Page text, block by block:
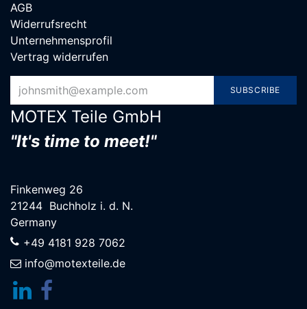
AGB
Widerrufsrecht
Unternehmensprofil
Vertrag widerrufen
SUBSCRIBE
MOTEX Teile G​mbH
"It's time to meet!"
Finkenweg 26
21244 Buchholz i. d. N.
Germany
+49 4181 928 7062
info@motexteile.de